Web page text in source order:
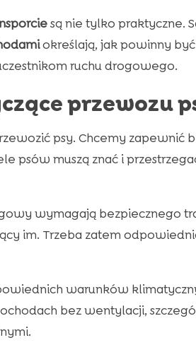
są nie tylko praktyczne.
określają, jak powinny
ruchu drogowego.
przewozu
psy. Chcemy zapewnić
psów muszą znać i
wymagają bezpiecznego
im. Trzeba zatem
warunków
bez wentylacji,